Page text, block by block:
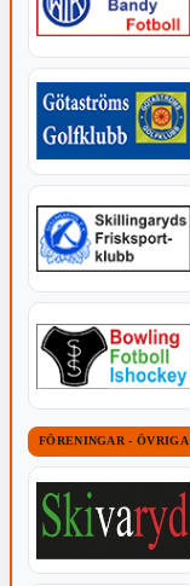
FÖRENINGAR - ÖVRIGA